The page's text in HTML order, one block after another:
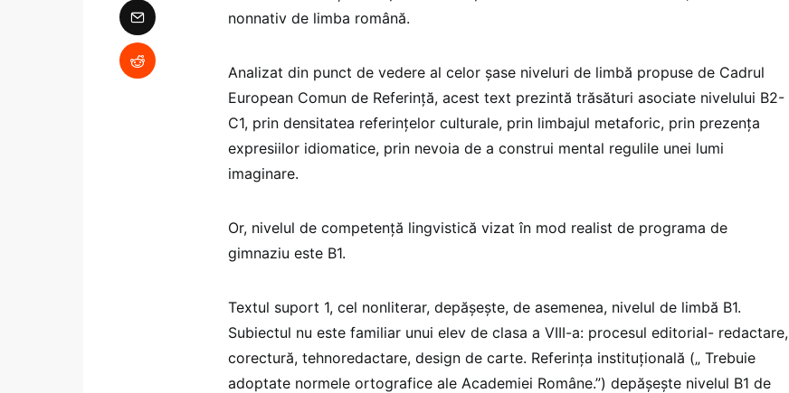
nonnativ de limba română.
Analizat din punct de vedere al celor șase niveluri de limbă propuse de Cadrul
European Comun de Referință, acest text prezintă trăsături asociate nivelului B2-
C1, prin densitatea referințelor culturale, prin limbajul metaforic, prin prezența
expresiilor idiomatice, prin nevoia de a construi mental regulile unei lumi
imaginare.
Or, nivelul de competență lingvistică vizat în mod realist de programa de
gimnaziu este B1.
Textul suport 1, cel nonliterar, depășește, de asemenea, nivelul de limbă B1.
Subiectul nu este familiar unui elev de clasa a VIII-a: procesul editorial- redactare,
corectură, tehnoredactare, design de carte. Referința instituțională („ Trebuie
adoptate normele ortografice ale Academiei Române.”) depășește nivelul B1 de